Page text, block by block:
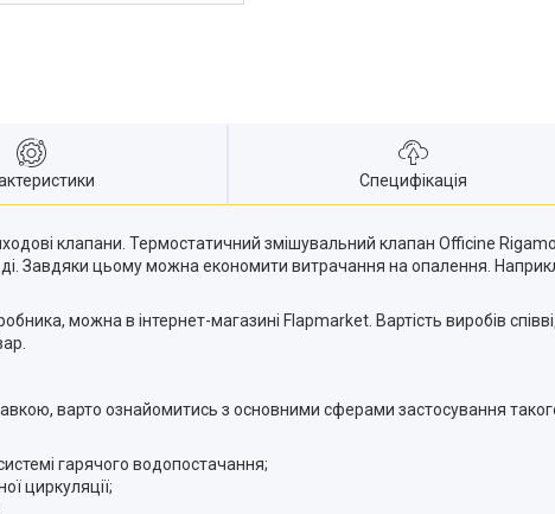
Специфікація
клапани. Термостатичний змішувальний клапан Officine
Завдяки цьому можна економити витрачання на опалення.
можна в інтернет-магазині Flapmarket. Вартість виробів
варто ознайомитись з основними сферами застосування
гарячого водопостачання;
циркуляції;